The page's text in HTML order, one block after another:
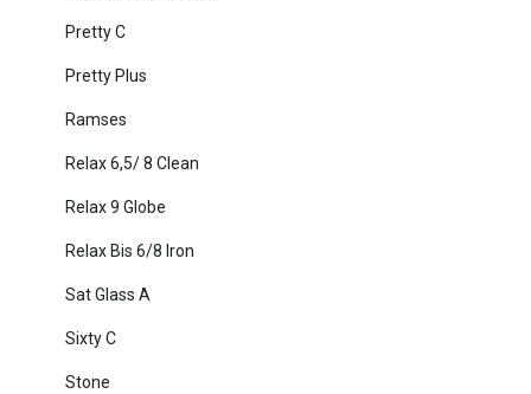
Pretty C
Pretty Plus
Ramses
Relax 6,5/ 8 Clean
Relax 9 Globe
Relax Bis 6/8 Iron
Sat Glass A
Sixty C
Stone